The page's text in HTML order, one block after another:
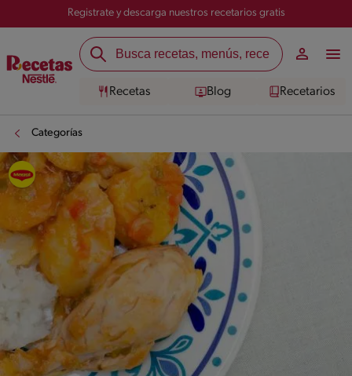
Registrate y descarga nuestros recetarios gratis
Recetas Blog Recetarios
Categorías